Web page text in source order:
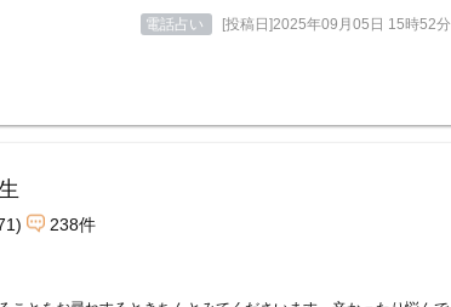
電話占い [投稿日]2025年09月05日 15時52分
238件